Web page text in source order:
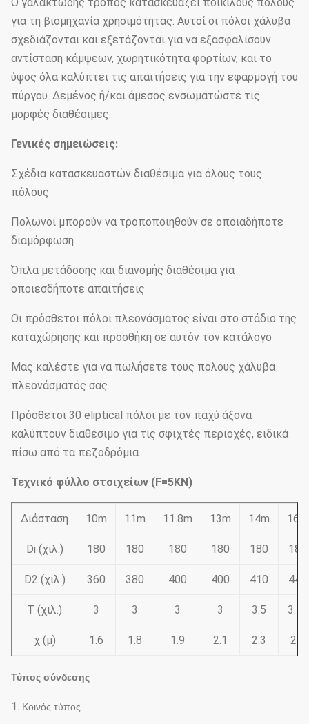
για τη βιομηχανία χρησιμότητας. Αυτοί οι πόλοι χάλυβα
σχεδιάζονται και εξετάζονται για να εξασφαλίσουν
αντίσταση κάμψεων, χωρητικότητα φορτίων, και το
ύψος όλα καλύπτει τις απαιτήσεις για την εφαρμογή του
πύργου. Δεμένος ή/και άμεσος ενσωματώστε τις
μορφές διαθέσιμες.
Γενικές σημειώσεις:
Σχέδια κατασκευαστών διαθέσιμα για όλους τους
πόλους
Πολωνοί μπορούν να τροποποιηθούν σε οποιαδήποτε
διαμόρφωση
Όπλα μετάδοσης και διανομής διαθέσιμα για
οποιεσδήποτε απαιτήσεις
Οι πρόσθετοι πόλοι πλεονάσματος είναι στο στάδιο της
καταχώρησης και προσθήκη σε αυτόν τον κατάλογο
Μας καλέστε για να πωλήσετε τους πόλους χάλυβα
πλεονάσματός σας.
Πρόσθετοι 30 eliptical πόλοι με τον παχύ άξονα
καλύπτουν διαθέσιμο για τις σφιχτές περιοχές, ειδικά
πίσω από τα πεζοδρόμια.
Τεχνικό φύλλο στοιχείων (F=5KN)
Διάσταση 10m 11m 11.8m 13m 14m 16m
Di (χιλ.) 180 180 180 180 180 180
D2 (χιλ.) 360 380 400 400 410 445
Τ (χιλ.) 3 3 3 3 3.5 3.75
χ (μ) 1.6 1.8 1.9 2.1 2.3 2.6
Τύπος σύνδεσης
1. Κοινός τύπος